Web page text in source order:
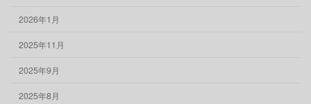
2026年1月
2025年11月
2025年9月
2025年8月